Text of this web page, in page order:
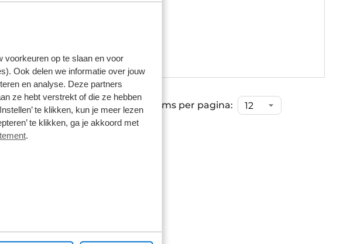
voorkeuren op te slaan en voor
Ook delen we informatie over jouw
en analyse. Deze partners
ze hebt verstrekt of die ze hebben
te klikken, kun je meer lezen
te klikken, ga je akkoord met
.
Ketting
Op voorraad
2 3 4 Items per pagina: